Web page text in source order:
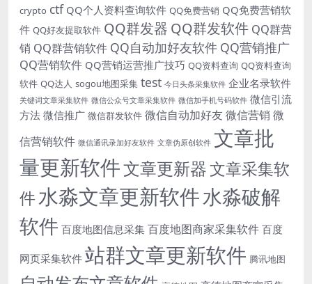
crypto ctf QQ个人资料查询软件 QQ免费营销 QQ免费营销软
件 QQ好友提取软件 QQ群发器 QQ群发软件 QQ群营
销 QQ群营销软件 QQ自动加好友软件 QQ营销推广
QQ营销软件 QQ营销运营推广技巧 QQ资料查询 QQ资料查询
软件 QQ达人 sogou地图采集 test 今日头条采集软件 企业名录软件
关键词文章采集软件 微信公众号文章采集软件 微信加手机号码软件 微信引流
方法 微信推广 微信群发软件 微信自动加好友 微信营销 微
信营销软件 微信通讯录加好友软件 文章伪原创软件 文章批
量更新软件文章更新器文章采集软
件水淼文章更新软件水淼破解
软件 百度地图信息采集 百度地图商家采集软件 百度
网页采集软件 站群文章更新软件 腾讯地图